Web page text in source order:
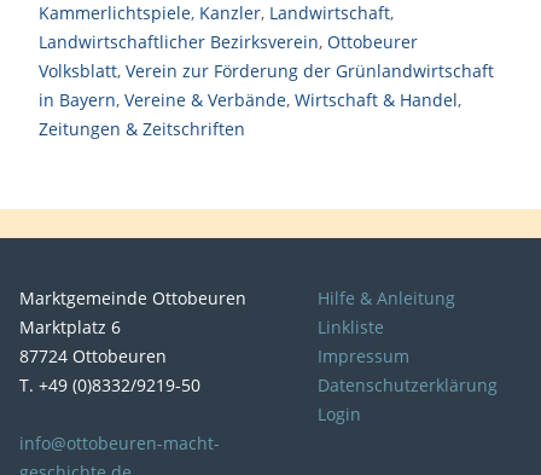
Kammerlichtspiele, Kanzler, Landwirtschaft,
Landwirtschaftlicher Bezirksverein, Ottobeurer
Volksblatt, Verein zur Förderung der Grünlandwirtschaft
in Bayern, Vereine & Verbände, Wirtschaft & Handel,
Zeitungen & Zeitschriften
Marktgemeinde Ottobeuren
Marktplatz 6
87724 Ottobeuren
T. +49 (0)8332/9219-50
info@ottobeuren-macht-
Hilfe & Anleitung
Linkliste
Impressum
Datenschutzerklärung
Login